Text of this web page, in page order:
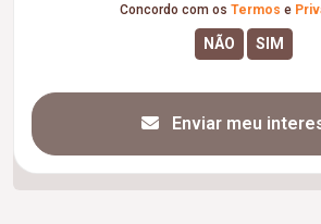
Concordo com os Termos e
Enviar meu